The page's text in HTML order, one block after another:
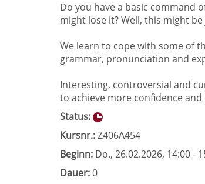
Do you have a basic command
might lose it? Well, this might
We learn to cope with some of
grammar, pronunciation and
Interesting, controversial and
to achieve more confidence and
Status:
Kursnr.:Z406A454
Beginn: Do., 26.02.2026, 14:00 -
Dauer:0